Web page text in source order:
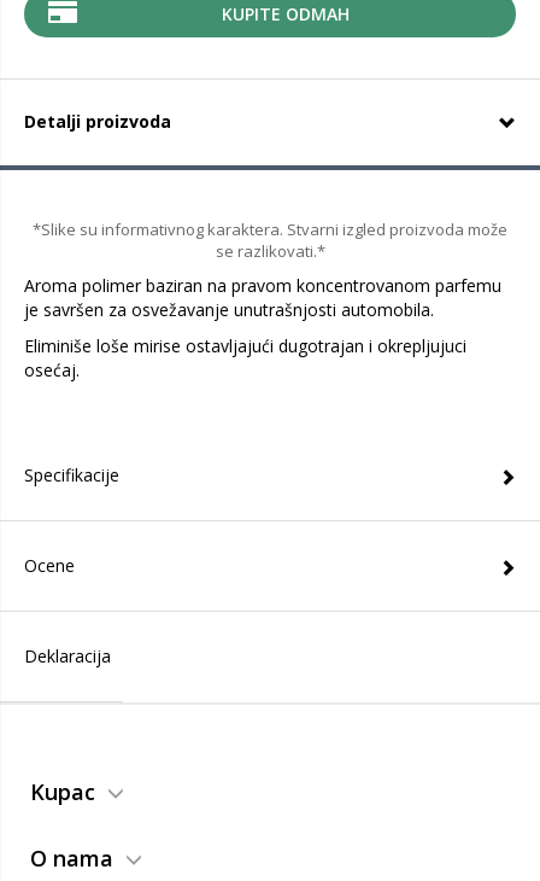
KUPITE ODMAH
Detalji proizvoda
*Slike su informativnog karaktera. Stvarni izgled proizvoda može
se razlikovati.*
Aroma polimer baziran na pravom koncentrovanom parfemu
je savršen za osvežavanje unutrašnjosti automobila.
Eliminiše loše mirise ostavljajući dugotrajan i okrepljujuci
osećaj.
Specifikacije
Ocene
Deklaracija
Kupac
O nama